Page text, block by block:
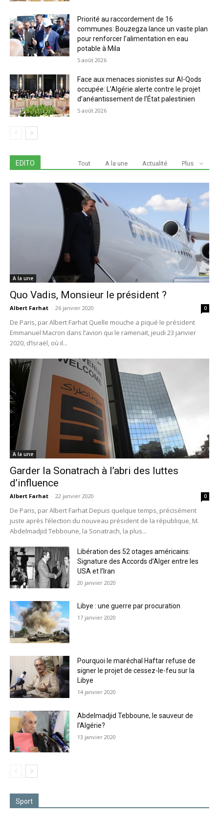
Priorité au raccordement de 16
communes: Bouzegza lance un vaste plan
pour renforcer l’alimentation en eau
potable à Mila
5 août 2026
Face aux menaces sionistes sur Al-Qods
occupée: L’Algérie alerte contre le projet
d’anéantissement de l’État palestinien
5 août 2026
EDITO Tout A la une Actualité Plus
A la une
Quo Vadis, Monsieur le président ?
Albert Farhat - 26 janvier 2020 0
De Paris, par Albert Farhat Quelle mouche a piqué le président
Emmanuel Macron dans l’avion qui le ramenait, jeudi 23 janvier
2020, d’Israël, où il...
A la une
Garder la Sonatrach à l’abri des luttes
d’influence
Albert Farhat - 22 janvier 2020 0
De Paris, par Albert Farhat Depuis quelque temps, précisément
juste après l’élection du nouveau président de la république, M.
Abdelmadjid Tebboune, la Sonatrach, la plus...
Libération des 52 otages américains:
Signature des Accords d’Alger entre les
USA et l’Iran
20 janvier 2020
Libye : une guerre par procuration
17 janvier 2020
Pourquoi le maréchal Haftar refuse de
signer le projet de cessez-le-feu sur la
Libye
14 janvier 2020
Abdelmadjid Tebboune, le sauveur de
l’Algérie?
13 janvier 2020
Sport